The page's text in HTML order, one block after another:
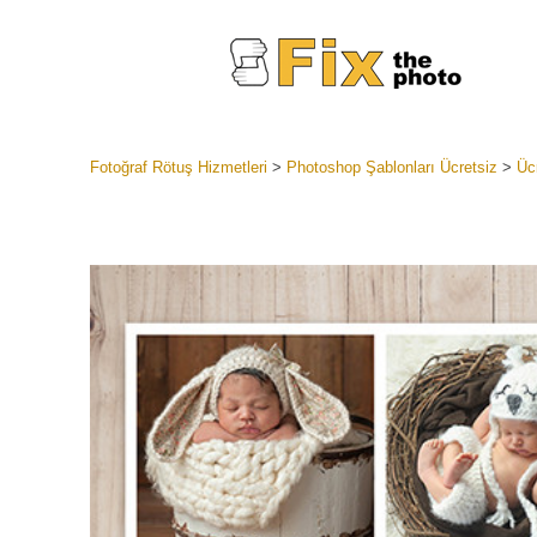
Düğün
Mobil
Fotoğraf Rötuş Hizmetleri > Photoshop Şablonları Ücretsiz >